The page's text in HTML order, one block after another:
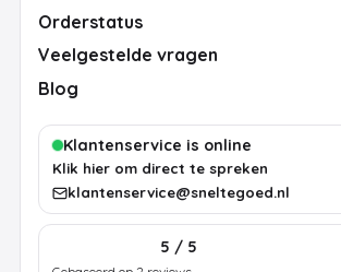
Orderstatus
Veelgestelde vragen
Blog
Klantenservice is online
Klik hier om direct te spreken
klantenservice@sneltegoed.nl
5 / 5